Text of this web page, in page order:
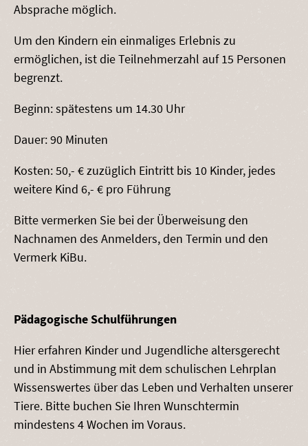
Absprache möglich.
Um den Kindern ein einmaliges Erlebnis zu
ermöglichen, ist die Teilnehmerzahl auf 15 Personen
begrenzt.
Beginn: spätestens um 14.30 Uhr
Dauer: 90 Minuten
Kosten: 50,- € zuzüglich Eintritt bis 10 Kinder, jedes
weitere Kind 6,- € pro Führung
Bitte vermerken Sie bei der Überweisung den
Nachnamen des Anmelders, den Termin und den
Vermerk KiBu.
Pädagogische Schulführungen
Hier erfahren Kinder und Jugendliche altersgerecht
und in Abstimmung mit dem schulischen Lehrplan
Wissenswertes über das Leben und Verhalten unserer
Tiere. Bitte buchen Sie Ihren Wunschtermin
mindestens 4 Wochen im Voraus.